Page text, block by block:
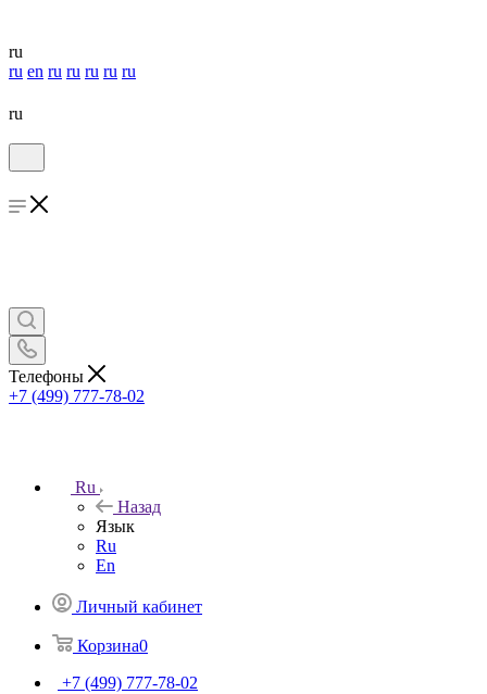
ru
ru en ru ru ru ru ru
ru
Телефоны
+7 (499) 777-78-02
Ru
Назад
Язык
Ru
En
Личный кабинет
Корзина0
+7 (499) 777-78-02